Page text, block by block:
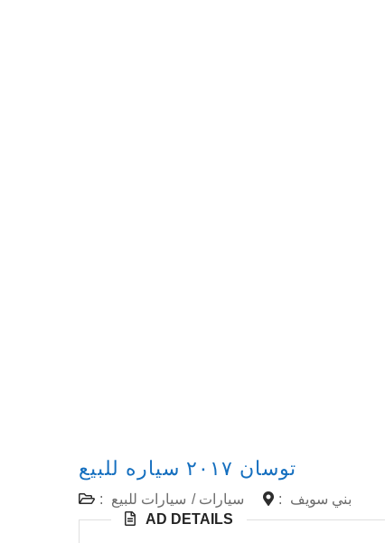
توسان ٢٠١٧ سياره للبيع
: سيارات / سيارات للبيع :
بني سويف
AD DETAILS